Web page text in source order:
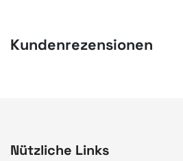
Kundenrezensionen
Nützliche Links